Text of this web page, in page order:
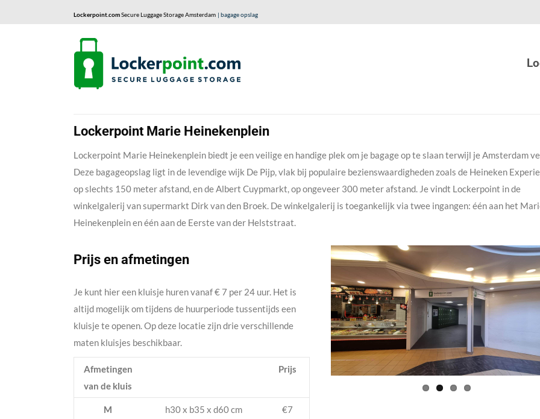
Lockerpoint.comSecure Luggage Storage Amsterdam | bagage opslag
Lockerpoint Marie Heinekenplein
Lockerpoint Marie Heinekenplein biedt je een veilige en handige plek om je bagage op te slaan terwijl je Amsterdam
Deze bagageopslag ligt in de levendige wijk De Pijp, vlak bij populaire bezienswaardigheden zoals de Heineken
op slechts 150 meter afstand, en de Albert Cuypmarkt, op ongeveer 300 meter afstand. Je vindt Lockerpoint in de
winkelgalerij van supermarkt Dirk van den Broek. De winkelgalerij is toegankelijk via twee ingangen: één aan het
Heinekenplein en één aan de Eerste van der Helststraat.
Prijs en afmetingen
Je kunt hier een kluisje huren vanaf € 7 per 24 uur. Het is
altijd mogelijk om tijdens de huurperiode tussentijds een
kluisje te openen. Op deze locatie zijn drie verschillende
maten kluisjes beschikbaar.
Afmetingen
van de kluis
Prijs
M
h30 x b35 x d60 cm
€7